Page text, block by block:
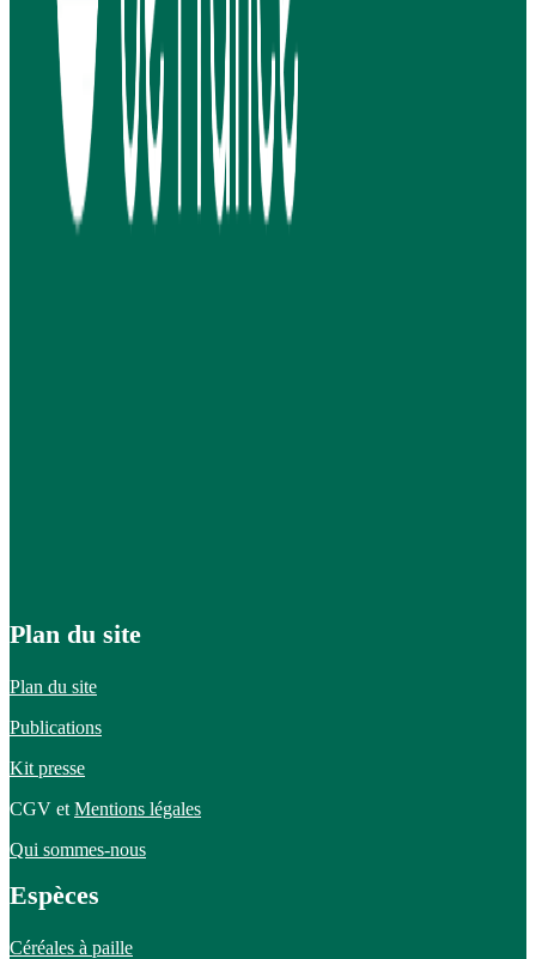
Plan du site
Plan du site
Publications
Kit presse
CGV et Mentions légales
Qui sommes-nous
Espèces
Céréales à paille